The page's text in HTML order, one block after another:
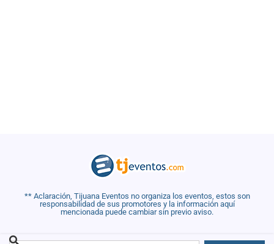
** Aclaración, Tijuana Eventos no organiza los eventos, estos son
responsabilidad de sus promotores y la información aquí
mencionada puede cambiar sin previo aviso.